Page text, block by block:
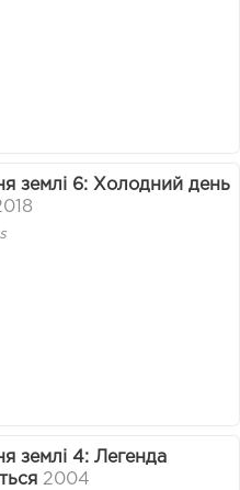
землі 6: Холодний день
землі 4: Легенда
2004